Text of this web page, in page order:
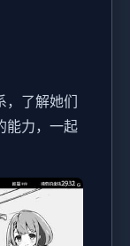
，了解她们
能力，一起